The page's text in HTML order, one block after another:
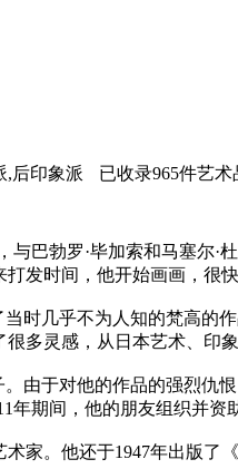
,后印象派 已收录965件艺术
巴勃罗·毕加索和马塞尔
发时间，他开始画画，很
时几乎不为人知的梵高
多灵感，从日本艺术、印
由于对他的作品的强烈仇
期间，他的朋友组织并
家。他还于1947年出版